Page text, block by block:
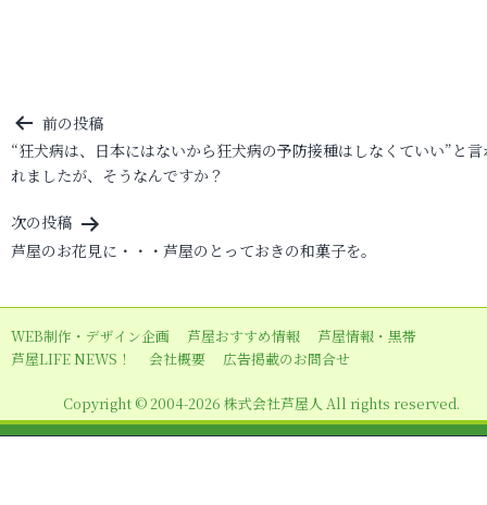
投
稿
ナ
ビ
ゲ
シ
ョ
前の投稿
“狂犬病は、日本にはないから狂犬病の予防接種はしなくていい”と言
れましたが、そうなんですか？
次の投稿
芦屋のお花見に・・・芦屋のとっておきの和菓子を。
WEB制作・デザイン企画 芦屋おすすめ情報
芦屋情報・黒帯
芦屋LIFE NEWS！
会社概要 広告掲載のお問合せ
Copyright © 2004-2026 株式会社芦屋人 All rights reserved.